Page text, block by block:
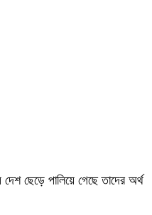
দেশ ছেড়ে পালিয়ে গেছে তাদের অর্থ